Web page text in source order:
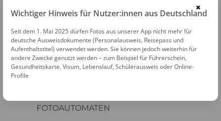
FOTOAUTOMATEN
×
Wichtiger Hinweis für Nutzer:innen aus Deutschland
Seit dem 1. Mai 2025 dürfen Fotos aus unserer App nicht mehr für
deutsche Ausweisdokumente (Personalausweis, Reisepass und
Aufenthaltstitel) verwendet werden. Sie können jedoch weiterhin für
andere Zwecke genutzt werden – zum Beispiel für Führerschein,
Gesundheitskarte, Visum, Lebenslauf, Schülerausweis oder Online-
Profile